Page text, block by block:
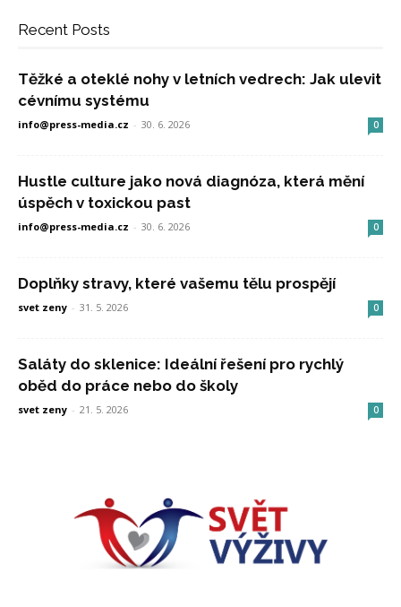
Recent Posts
Těžké a oteklé nohy v letních vedrech: Jak ulevit
cévnímu systému
info@press-media.cz - 30. 6. 2026 0
Hustle culture jako nová diagnóza, která mění
úspěch v toxickou past
info@press-media.cz - 30. 6. 2026 0
Doplňky stravy, které vašemu tělu prospějí
svet zeny - 31. 5. 2026 0
Saláty do sklenice: Ideální řešení pro rychlý
oběd do práce nebo do školy
svet zeny - 21. 5. 2026 0